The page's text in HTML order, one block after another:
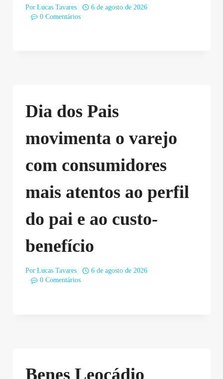
Por Lucas Tavares
6 de agosto de 2026
0 Comentários
Dia dos Pais
movimenta o varejo
com consumidores
mais atentos ao perfil
do pai e ao custo-
benefício
Por Lucas Tavares
6 de agosto de 2026
0 Comentários
Benes Leocádio